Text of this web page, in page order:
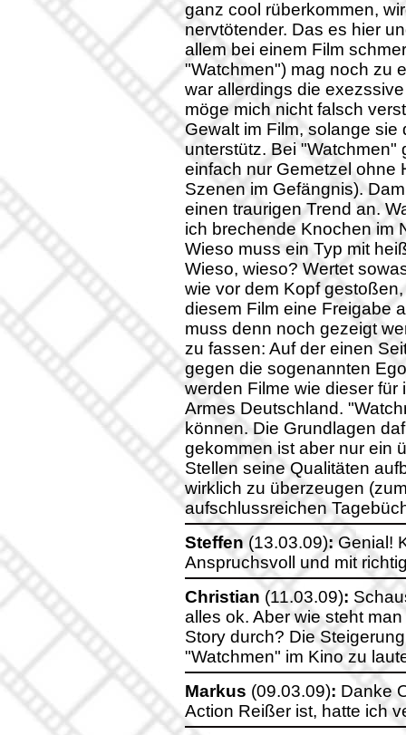
ganz cool rüberkommen,
nervtötender. Das es hier
allem bei einem Film
"Watchmen") mag noch zu
war allerdings die
möge mich nicht falsch
Gewalt im Film, solange
unterstütz. Bei
einfach nur Gemetzel ohne
Szenen im Gefängnis).
einen traurigen Trend an.
ich brechende Knochen im
Wieso muss ein Typ mit
Wieso, wieso? Wertet
wie vor dem Kopf
diesem Film eine Freigabe
muss denn noch gezeigt
zu fassen: Auf der einen
gegen die sogenannten
werden Filme wie dieser
Armes Deutschland.
können. Die Grundlagen
gekommen ist aber nur ein
Stellen seine Qualitäten
wirklich zu überzeugen
aufschlussreichen
Steffen (13.03.09):Genial!
Anspruchsvoll und mit
Christian (11.03.09):
alles ok. Aber wie steht
Story durch? Die
"Watchmen" im Kino zu
Markus (09.03.09): Danke
Action Reißer ist, hatte ich